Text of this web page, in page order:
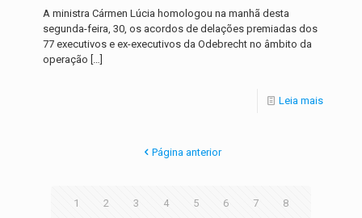
A ministra Cármen Lúcia homologou na manhã desta
segunda-feira, 30, os acordos de delações premiadas dos
77 executivos e ex-executivos da Odebrecht no âmbito da
operação […]
Leia mais
Página anterior
1 2 3 4 5 6 7 8